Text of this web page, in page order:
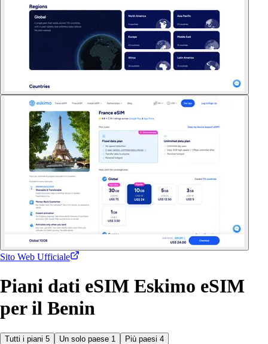
Sito Web Ufficiale
Piani dati eSIM Eskimo eSIM
per il Benin
Tutti i piani 5 Un solo paese 1 Più paesi 4